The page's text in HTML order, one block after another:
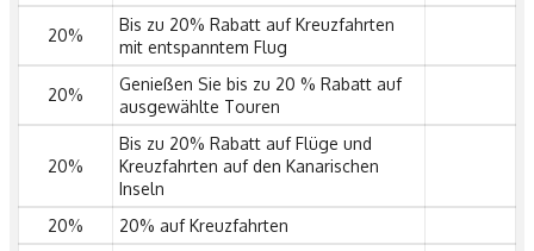
20%
Bis zu 20% Rabatt auf Kreuzfahrten
mit entspanntem Flug
20%
Genießen Sie bis zu 20 % Rabatt auf
ausgewählte Touren
20%
Bis zu 20% Rabatt auf Flüge und
Kreuzfahrten auf den Kanarischen
Inseln
20%
20% auf Kreuzfahrten